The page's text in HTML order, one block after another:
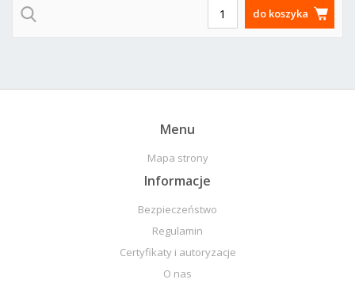
do koszyka
Menu
Mapa strony
Informacje
Bezpieczeństwo
Regulamin
Certyfikaty i autoryzacje
O nas